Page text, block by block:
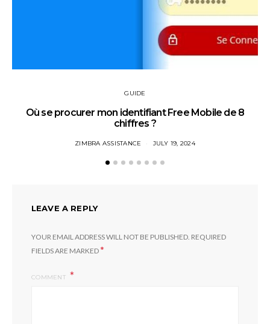
GUIDE
Où se procurer mon identifiant Free Mobile de 8
chiffres ?
ZIMBRA ASSISTANCE JULY 19, 2024
LEAVE A REPLY
YOUR EMAIL ADDRESS WILL NOT BE PUBLISHED. REQUIRED
FIELDS ARE MARKED*
COMMENT